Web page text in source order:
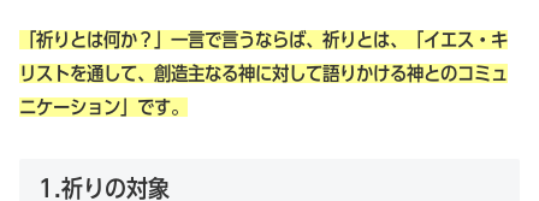
「祈りとは何か？」一言で言うならば、祈りとは、「イエス・キ
リストを通して、創造主なる神に対して語りかける神とのコミュ
ニケーション」です。
1.祈りの対象